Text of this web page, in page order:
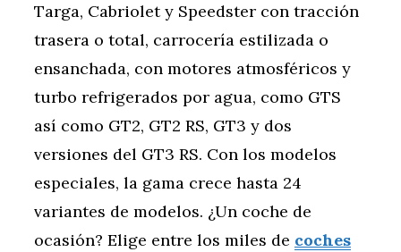
Targa, Cabriolet y Speedster con tracción
trasera o total, carrocería estilizada o
ensanchada, con motores atmosféricos y
turbo refrigerados por agua, como GTS
así como GT2, GT2 RS, GT3 y dos
versiones del GT3 RS. Con los modelos
especiales, la gama crece hasta 24
variantes de modelos. ¿Un coche de
ocasión? Elige entre los miles de coches